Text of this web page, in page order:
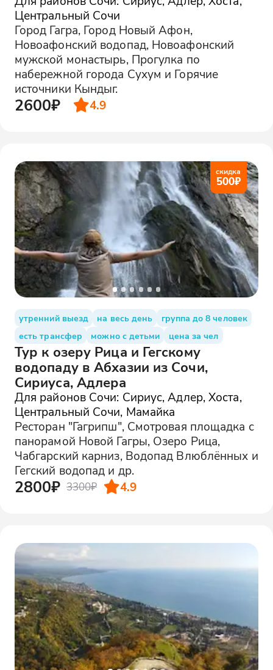
Центральный Сочи
Город Гагра, Город Новый Афон,
Новоафонский водопад, Новоафонский
мужской монастырь, Прогулка по
набережной города Сухум и Горячие
источники Кындыг.
2600₽ 4.9
скидка
500₽
утренний выезд на весь день
группа до 8 человек
есть трансфер
можно с детьми цена за чел
Тур к озеру Рица и Гегскому
водопаду в Абхазии из Сочи,
Сириуса, Адлера
Для районов Сочи: Сириус, Адлер, Хоста,
Центральный Сочи, Мамайка
Ресторан "Гагрипш", Смотровая площадка с
панорамой Новой Гагры, Озеро Рица,
Чабгарский карниз, Водопад Влюблённых и
Гегский водопад и др.
2800₽ 3300₽ 4.9